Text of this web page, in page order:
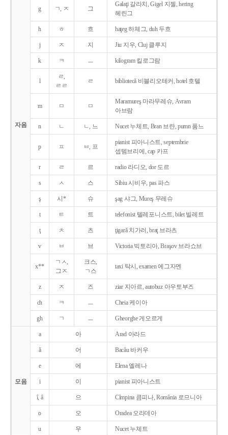
자음
g ㄱ, ㅈ 그
Galaţi 갈라치, Gigel 지젤, hering
헤린그
h ㅎ 흐 haţeg 하체그, duh 두흐
j ㅈ 지 Jiu 지우, Cluj 클루지
k ㅋ ㅡ kilogram 킬로그람
l
ㄹ,
ㄹㄹ
ㄹ bibliotecǎ 비블리오테커, hotel 호텔
m ㅁ ㅁ
Maramureş 마라무레슈, Avram
아브람
n ㄴ ㄴ, 느 Nucet 누체트, Bran 브란, pumn 품느
p ㅍ ㅂ, 프
pianist 피아니스트, septembrie
셉템브리에, cap 카프
r ㄹ 르 radio 라디오, dor 도르
s ㅅ 스 Sibiu 시비우, pas 파스
ş 시* 슈 şag 샤그, Mureş 무레슈
t ㅌ 트 telefonist 텔레포니스트, bilet 빌레트
ţ ㅊ 츠 ţigarǎ 치가러, braţ 브라츠
v ㅂ 브 Victoria 빅토리아, Braşov 브라쇼브
x**
ㄱㅅ,
그ㅈ
크스,
ㄱ스
taxi 탁시, examen 에그자멘
z ㅈ 즈 ziar 지아르, autobuz 아우토부즈
ch ㅋ ㅡ Cheia 케이아
gh ㄱ ㅡ Gheorghe 게오르게
모음
a 아 Arad 아라드
ǎ 어 Bacǎu 바커우
e 에 Elena 엘레나
i 이 pianist 피아니스트
î, â 으 Cîmpina 큼피나, România 로므니아
o 오 Oradea 오라데아
u 우 Nucet 누체트